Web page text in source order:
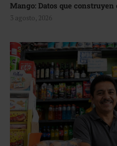
Mango: Datos que
3 agosto, 2026